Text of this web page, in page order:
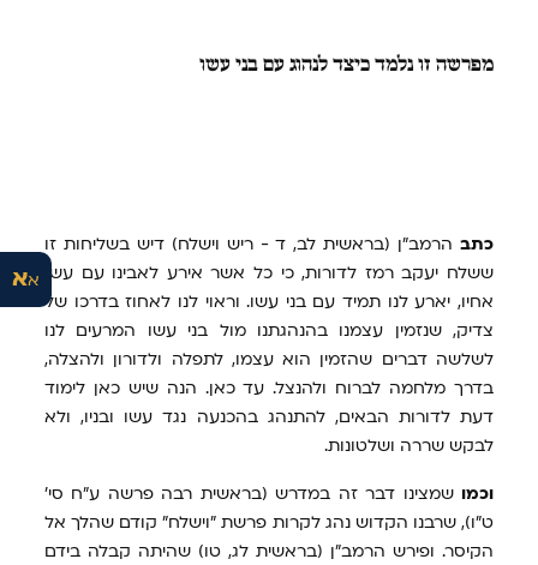
אא
מפרשה זו נלמד כיצד לנהוג עם בני עשו
כתב הרמב"ן (בראשית לב, ד - ריש וישלח) דיש בשליחות זו
ששלח יעקב רמז לדורות, כי כל אשר אירע לאבינו עם עשו
אחיו, יארע לנו תמיד עם בני עשו. וראוי לנו לאחוז בדרכו של
צדיק, שנזמין עצמנו בהנהגתנו מול בני עשו המרעים לנו
לשלשה דברים שהזמין הוא עצמו, לתפלה ולדורון ולהצלה,
בדרך מלחמה לברוח ולהנצל. עד כאן. הנה שיש כאן לימוד
דעת לדורות הבאים, להתנהג בהכנעה נגד עשו ובניו, ולא
לבקש שררה ושלטונות.
וכמו שמצינו דבר זה במדרש (בראשית רבה פרשה ע"ח סי'
ט"ו), שרבנו הקדוש נהג לקרות פרשת "וישלח" קודם שהלך אל
הקיסר. ופירש הרמב"ן (בראשית לג, טו) שהיתה קבלה בידם